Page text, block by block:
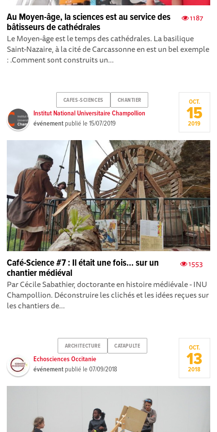
1187
Au Moyen-âge, la sciences est au service des
bâtisseurs de cathédrales
Le Moyen-âge est le temps des cathédrales. La basilique
Saint-Nazaire, à la cité de Carcassonne en est un bel exemple
: .Comment sont construits un...
CAFES-SCIENCES CHANTIER
Institut National Universitaire Champollion
événement publié le15/07/2019
OCT.
15
2019
1553
Café-Science #7 : Il était une fois... sur un
chantier médiéval
Par Cécile Sabathier, doctorante en histoire médiévale - INU
Champollion. Déconstruire les clichés et les idées reçues sur
les chantiers de...
ARCHITECTURE CATAPULTE
Echosciences Occitanie
événement publié le07/09/2018
OCT.
13
2018